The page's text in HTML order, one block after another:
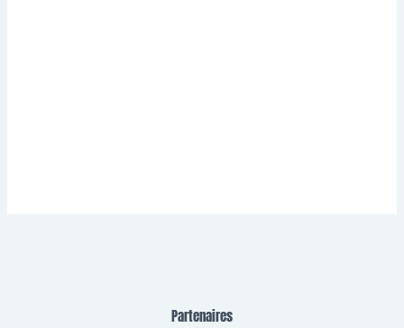
Partenaires